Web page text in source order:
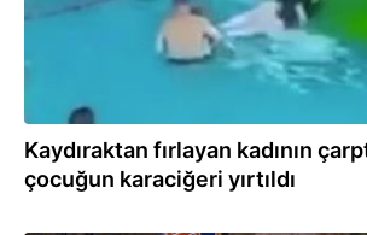
Kaydıraktan fırlayan kadının
çocuğun karaciğeri yırtıldı